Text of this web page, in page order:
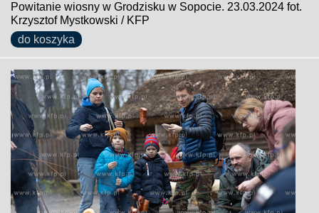
Powitanie wiosny w Grodzisku w Sopocie. 23.03.2024 fot.
Krzysztof Mystkowski / KFP
do koszyka